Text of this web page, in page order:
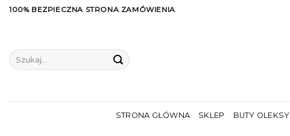
Skip100% BEZPIECZNA STRONA ZAMÓWIENIA
Szukaj:
STRONA GŁÓWNA SKLEP BUTY OLEKSY